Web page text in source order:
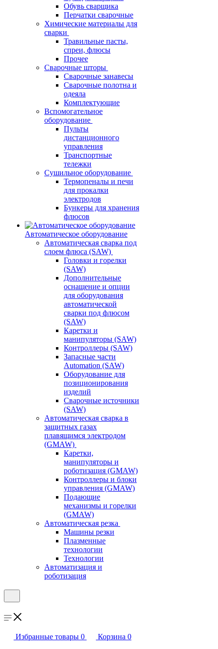
Обувь сварщика
Перчатки сварочные
Химические материалы для
сварки
Травильные пасты,
спреи, флюсы
Прочее
Сварочные шторы
Сварочные занавесы
Сварочные полотна и
одеяла
Комплектующие
Вспомогательное
оборудование
Пульты
дистанционного
управления
Транспортные
тележки
Сушильное оборудование
Термопеналы и печи
для прокалки
электродов
Бункеры для хранения
флюсов
Автоматическое оборудование
Автоматическая сварка под
слоем флюса (SAW)
Головки и горелки
(SAW)
Дополнительные
оснащение и опции
для оборудования
автоматической
сварки под флюсом
(SAW)
Каретки и
манипуляторы (SAW)
Контроллеры (SAW)
Запасные части
Automation (SAW)
Оборудование для
позиционирования
изделий
Сварочные источники
(SAW)
Автоматическая сварка в
защитных газах
плавящимся электродом
(GMAW)
Каретки,
манипуляторы и
роботизация (GMAW)
Контроллеры и блоки
управления (GMAW)
Подающие
механизмы и горелки
(GMAW)
Автоматическая резка
Машины резки
Плазменные
технологии
Технологии
Автоматизация и
роботизация
Избранные товары 0 Корзина 0